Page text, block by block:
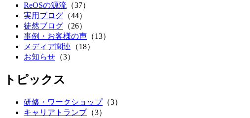
ReOSの源流 （37）
実用ブログ （44）
徒然ブログ （26）
事例・お客様の声 （13）
メディア関連 （18）
お知らせ （3）
トピックス
研修・ワークショップ（3）
キャリアトランプ（3）